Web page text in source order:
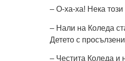
– О-ха-ха! Нека
– Нали на Коледа
Детето с
– Честита Коледа и